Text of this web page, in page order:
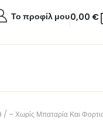
Το προφίλ μου0,00 €
Χωρίς Μπαταρία Και